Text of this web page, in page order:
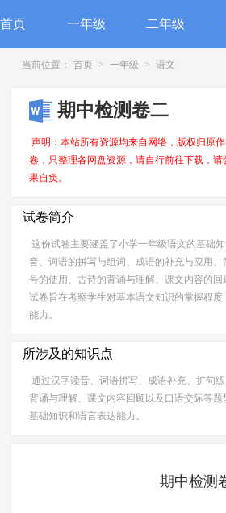
首页 一年级 二年级
当前位置： 首页 > 一年级 > 语文
期中检测卷二
声明：本站所有资源均来自网络，版权归原
卷，只整理各网盘资源，请自行前往下载，
果自负。
试卷简介
这份试卷主要涵盖了小学一年级语文的基础
音、词语的拼写与组词、成语的补充与应用
号的使用、古诗的背诵与理解、课文内容的回
试卷旨在考察学生对基本语文知识的掌握程
能力。
所涉及的知识点
通过汉字读音、词语拼写、成语补充、扩句
背诵与理解、课文内容回顾以及口语交际等
基础知识和语言表达能力。
期中检测